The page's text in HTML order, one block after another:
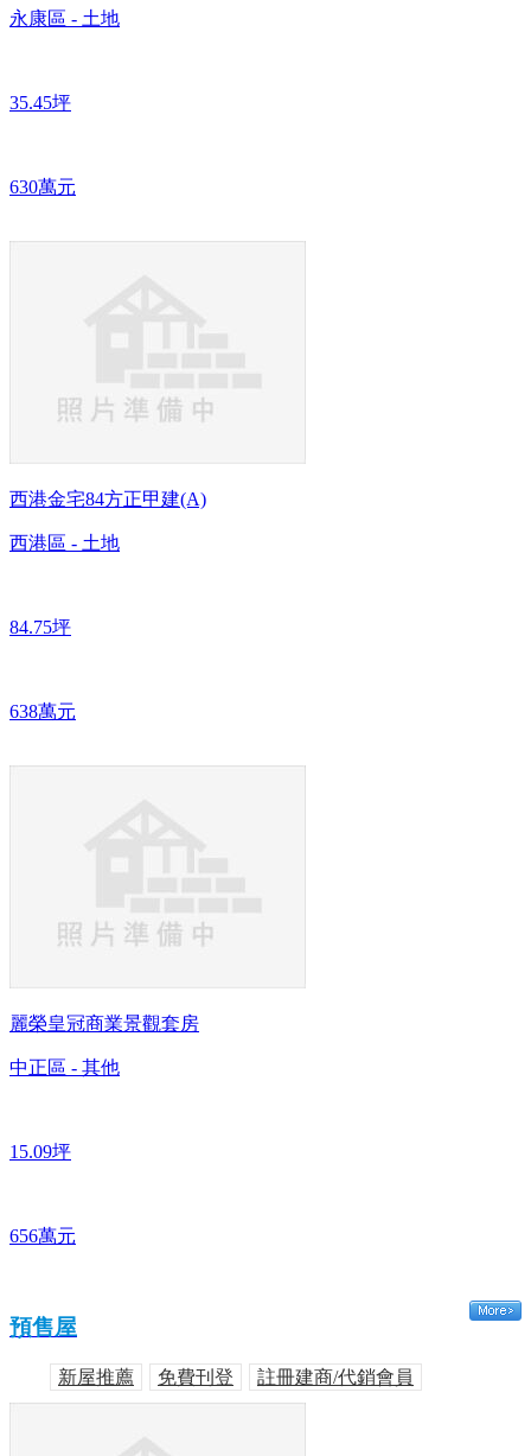
永康區 - 土地
35.45坪
630萬元
西港金宅84方正甲建(A)
西港區 - 土地
84.75坪
638萬元
麗榮皇冠商業景觀套房
中正區 - 其他
15.09坪
656萬元
預售屋
新屋推薦 免費刊登 註冊建商/代銷會員